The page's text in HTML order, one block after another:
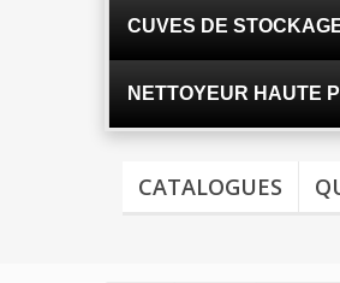
CUVES DE
NETTOYEUR HAUTE
CATALOGUES